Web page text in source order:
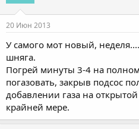
20 Июн 2013
У самого мот новый,
шняга.
Погрей минуты 3-4 на
погазовать, закрыв подсос
добавлении газа на
крайней мере.